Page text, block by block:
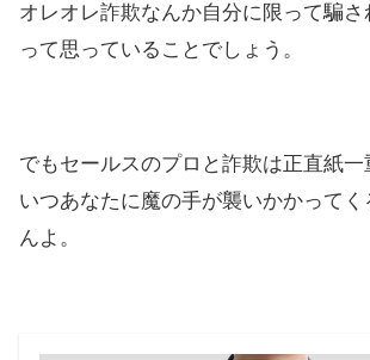
オレオレ詐欺なんか自分に限って騙さ
って思っていることでしょう。
でもセールスのプロと詐欺は正直紙一
いつあなたに魔の手が襲いかかって
んよ。